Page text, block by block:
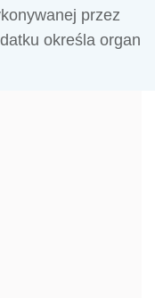
przez
określa organ